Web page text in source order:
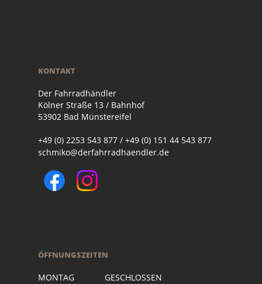
KONTAKT
Der Fahrradhändler
Kölner Straße 13 / Bahnhof
53902 Bad Münstereifel
+49 (0) 2253 543 877 / +49 (0) 151 44 543 877
schmiko@derfahrradhaendler.de
ÖFFNUNGSZEITEN
MONTAG GESCHLOSSEN